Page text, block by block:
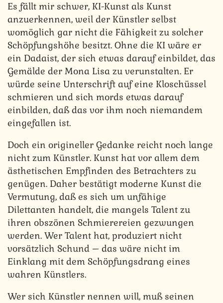
Es fällt mir schwer, KI-Kunst als Kunst
anzuerkennen, weil der Künstler selbst
womöglich gar nicht die Fähigkeit zu solcher
Schöpfungshöhe besitzt. Ohne die KI wäre er
ein Dadaist, der sich etwas darauf einbildet, das
Gemälde der Mona Lisa zu verunstalten. Er
würde seine Unterschrift auf eine Kloschüssel
schmieren und sich mords etwas darauf
einbilden, daß das vor ihm noch niemandem
eingefallen ist.
Doch ein origineller Gedanke reicht noch lange
nicht zum Künstler. Kunst hat vor allem dem
ästhetischen Empfinden des Betrachters zu
genügen. Daher bestätigt moderne Kunst die
Vermutung, daß es sich um unfähige
Dilettanten handelt, die mangels Talent zu
ihren obszönen Schmierereien gezwungen
werden. Wer Talent hat, produziert nicht
vorsätzlich Schund – das wäre nicht im
Einklang mit dem Schöpfungsdrang eines
wahren Künstlers.
Wer sich Künstler nennen will, muß seinen